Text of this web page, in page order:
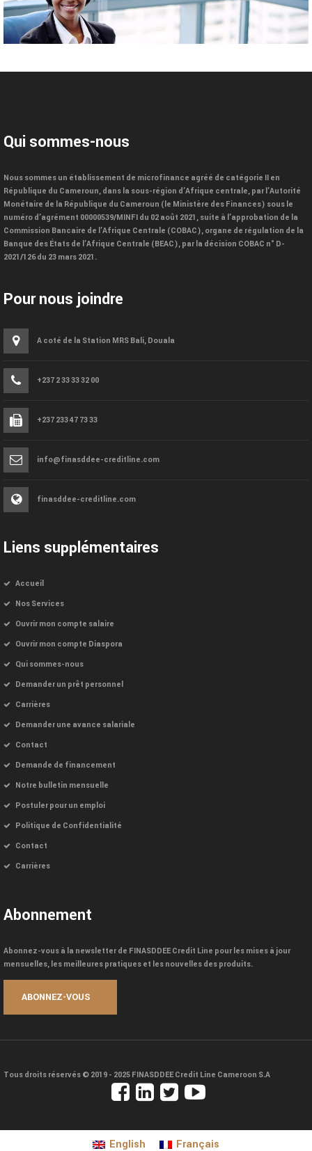
Qui sommes-nous
Nous sommes un établissement de microfinance agréé de catégorie II en
République du Cameroun, dans la sous-région d’Afrique centrale, par l’Autorité
Monétaire de la République du Cameroun (le Ministère des Finances) sous le
numéro d’agrément 00000539/MINFI du 02 août 2021, suite à l’approbation de la
Commission Bancaire de l’Afrique Centrale (COBAC), organe de régulation de la
Banque des États de l’Afrique Centrale (BEAC), par la décision COBAC n° D-
2021/126 du 23 mars 2021.
Pour nous joindre
A coté de la Station MRS Bali, Douala
+237 2 33 33 32 00
+237 233 47 73 33
info@finasddee-creditline.com
finasddee-creditline.com
Liens supplémentaires
Accueil
Nos Services
Ouvrir mon compte salaire
Ouvrir mon compte Diaspora
Qui sommes-nous
Demander un prêt personnel
Carrières
Demander une avance salariale
Contact
Demande de financement
Notre bulletin mensuelle
Postuler pour un emploi
Politique de Confidentialité
Contact
Carrières
Abonnement
Abonnez-vous à la newsletter de FINASDDEE Credit Line pour les mises à jour
mensuelles, les meilleures pratiques et les nouvelles des produits.
Tous droits réservés © 2019 - 2025 FINASDDEE Credit Line Cameroon S.A
English Français